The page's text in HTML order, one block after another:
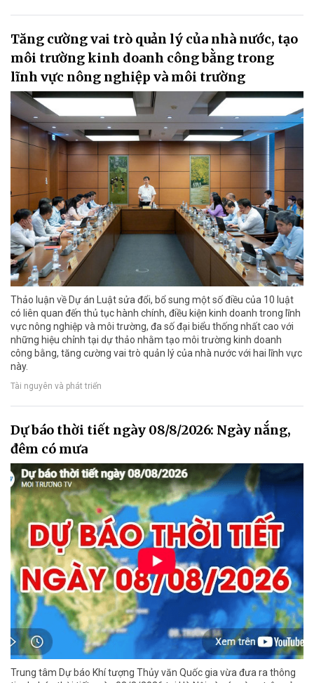
Tăng cường vai trò quản lý của nhà nước, tạo
môi trường kinh doanh công bằng trong
lĩnh vực nông nghiệp và môi trường
Thảo luận về Dự án Luật sửa đổi, bổ sung một số điều của 10 luật
có liên quan đến thủ tục hành chính, điều kiện kinh doanh trong lĩnh
vực nông nghiệp và môi trường, đa số đại biểu thống nhất cao với
những hiệu chỉnh tại dự thảo nhằm tạo môi trường kinh doanh
công bằng, tăng cường vai trò quản lý của nhà nước với hai lĩnh vực
này.
Tài nguyên và phát triển
Dự báo thời tiết ngày 08/8/2026: Ngày nắng,
đêm có mưa
Trung tâm Dự báo Khí tượng Thủy văn Quốc gia vừa đưa ra thông